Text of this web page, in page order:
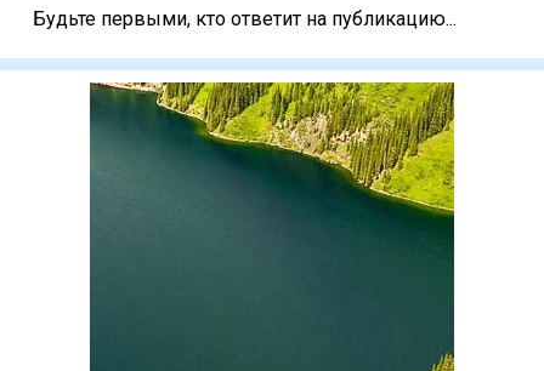
Будьте первыми, кто ответит на публикацию...